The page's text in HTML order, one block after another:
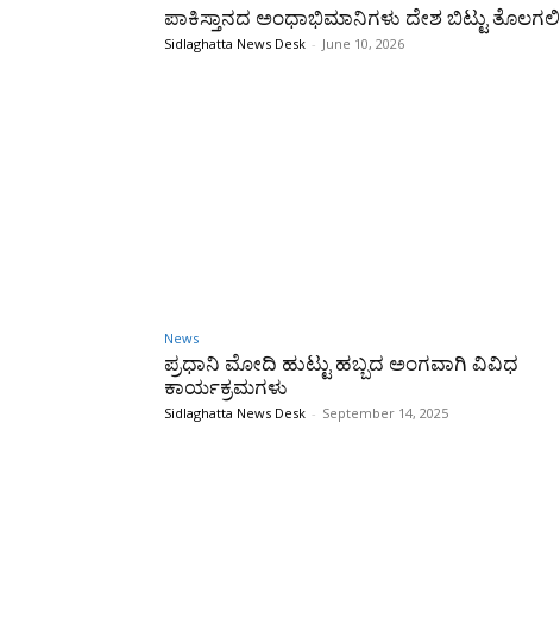
ಪಾಕಿಸ್ತಾನದ ಅಂಧಾಭಿಮಾನಿಗಳು ದೇಶ ಬಿಟ್ಟು ತೊಲಗಲಿ
Sidlaghatta News Desk - June 10, 2026
News
ಪ್ರಧಾನಿ ಮೋದಿ ಹುಟ್ಟು ಹಬ್ಬದ ಅಂಗವಾಗಿ ವಿವಿಧ
ಕಾರ್ಯಕ್ರಮಗಳು
Sidlaghatta News Desk - September 14, 2025